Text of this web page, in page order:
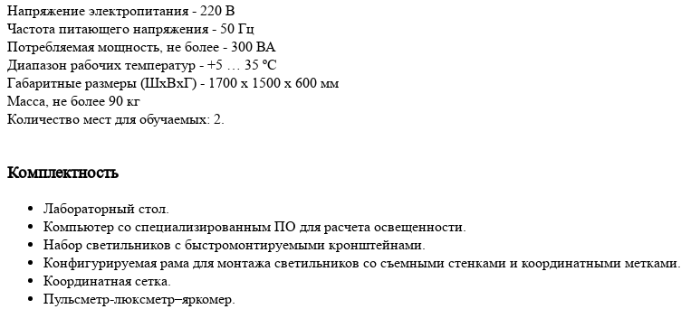
Напряжение электропитания - 220 В
Частота питающего напряжения - 50 Гц
Потребляемая мощность, не более - 300 ВА
Диапазон рабочих температур - +5 … 35 ºС
Габаритные размеры (ШхВхГ) - 1700 х 1500 х 600 мм
Масса, не более 90 кг
Количество мест для обучаемых: 2.
Комплектность
Лабораторный стол.
Компьютер со специализированным ПО для расчета освещенности.
Набор светильников с быстромонтируемыми кронштейнами.
Конфигурируемая рама для монтажа светильников со съемными стенками и координатными метками.
Координатная сетка.
Пульсметр-люксметр–яркомер.